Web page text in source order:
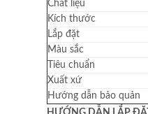
Chất liệu
Kích thước
Lắp đặt
Màu sắc
Tiêu chuẩn
Xuất xứ
Hướng dẫn bảo quản